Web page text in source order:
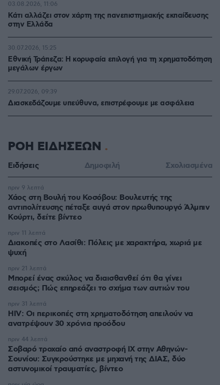
Κάτι αλλάζει στον χάρτη της πανεπιστημιακής εκπαίδευσης
στην Ελλάδα
03.08.2026, 11:06
Εθνική Τράπεζα: Η κορυφαία επιλογή για τη χρηματοδότηση
μεγάλων έργων
30.07.2026, 15:25
Διασκεδάζουμε υπεύθυνα, επιστρέφουμε με ασφάλεια
29.07.2026, 09:39
ΡΟΗ ΕΙΔΗΣΕΩΝ
Ειδήσεις Δημοφιλή Σχολιασμένα
Χάος στη Βουλή του Κοσόβου: Βουλευτής της
αντιπολίτευσης πέταξε αυγά στον πρωθυπουργό Άλμπιν
Κούρτι, δείτε βίντεο
πριν 9 λεπτά
Διακοπές στο Λασίθι: Πόλεις με χαρακτήρα, χωριά με
ψυχή
πριν 11 λεπτά
Μπορεί ένας σκύλος να διαισθανθεί ότι θα γίνει
σεισμός; Πώς επηρεάζει το σχήμα των αυτιών του
πριν 21 λεπτά
HIV: Οι περικοπές στη χρηματοδότηση απειλούν να
ανατρέψουν 30 χρόνια προόδου
πριν 31 λεπτά
Σοβαρό τροχαίο από αναστροφή ΙΧ στην Αθηνών-
Σουνίου: Συγκρούστηκε με μηχανή της ΔΙΑΣ, δύο
αστυνομικοί τραυματίες, βίντεο
πριν 44 λεπτά